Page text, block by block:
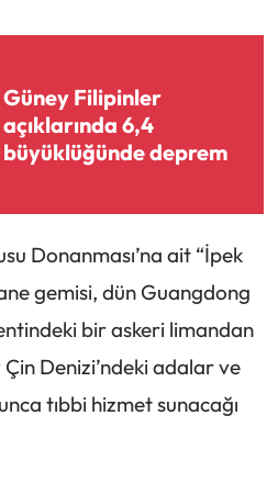
Güney Filipinler
açıklarında 6,4
büyüklüğünde deprem
Donanması’na ait “İpek
gemisi, dün Guangdong
bir askeri limandan
Denizi’ndeki adalar ve
tıbbi hizmet sunacağı